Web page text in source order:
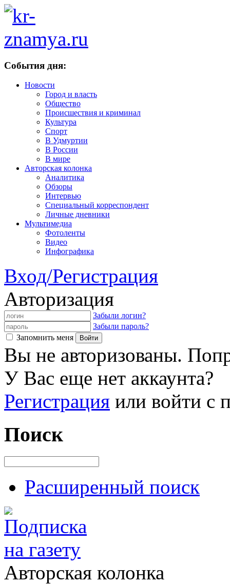
События дня:
Новости
Город и власть
Общество
Происшествия и криминал
Культура
Спорт
В Удмуртии
В России
В мире
Авторская колонка
Аналитика
Обзоры
Интервью
Специальный корреспондент
Личные дневники
Мультимедиа
Фотоленты
Видео
Инфографика
Вход/Регистрация
Авторизация
Забыли логин?
Забыли пароль?
Запомнить меня
Вы не авторизованы.
У Вас еще нет аккаунта?
Регистрация или войти с
Поиск
Расширенный поиск
Авторская колонка